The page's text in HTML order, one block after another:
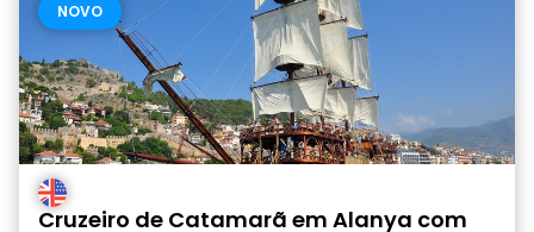
NOVO
Cruzeiro de Catamarã em Alanya com